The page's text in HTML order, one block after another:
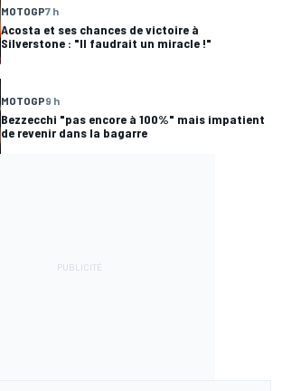
MOTOGP7 h
Acosta et ses chances de victoire à
Silverstone : "Il faudrait un miracle !"
MOTOGP9 h
Bezzecchi "pas encore à 100%" mais impatient
de revenir dans la bagarre